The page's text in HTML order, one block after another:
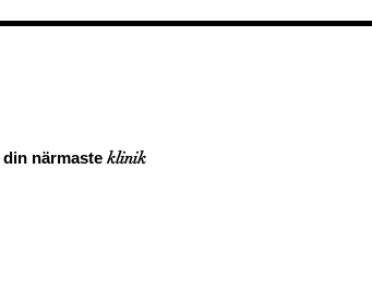
närmaste klinik